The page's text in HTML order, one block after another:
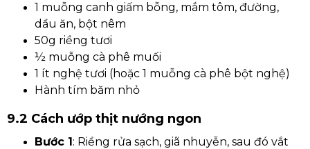
1 muỗng canh giấm bỗng, mắm tôm, đường,
dầu ăn, bột nêm
50g riềng tươi
½ muỗng cà phê muối
1 ít nghệ tươi (hoặc 1 muỗng cà phê bột nghệ)
Hành tím băm nhỏ
9.2 Cách ướp thịt nướng ngon
Bước 1: Riềng rửa sạch, giã nhuyễn, sau đó vắt